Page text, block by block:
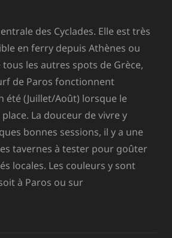
des Cyclades. Elle est très
en ferry depuis Athènes ou
les autres spots de Grèce,
de Paros fonctionnent
été (Juillet/Août) lorsque le
La douceur de vivre y
bonnes sessions, il y a une
tavernes à tester pour goûter
locales. Les couleurs y sont
à Paros ou sur